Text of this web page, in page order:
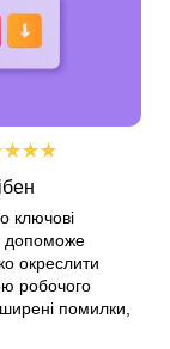
ключові
допоможе
окреслити
робочого
помилки,